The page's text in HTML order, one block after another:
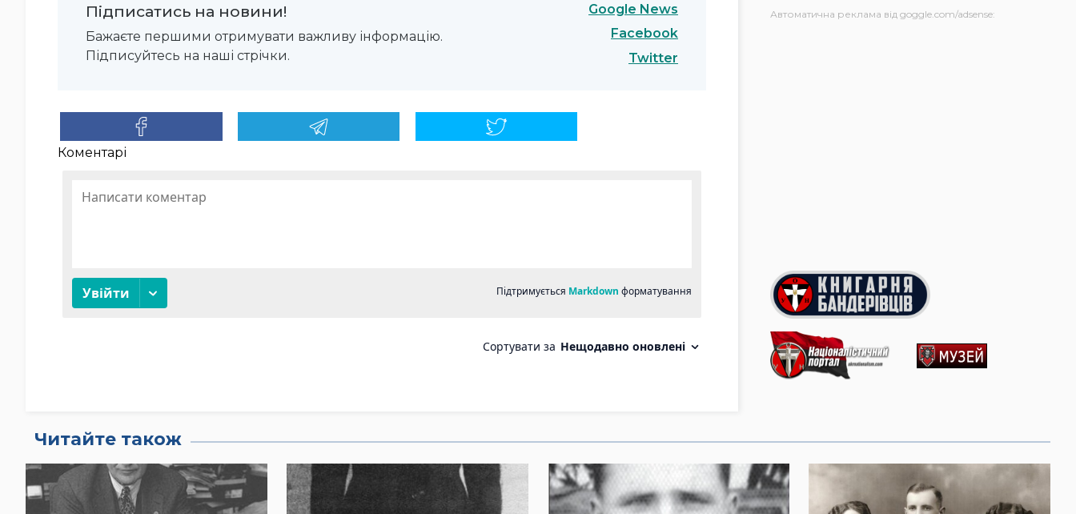
Підписатись на новини!
Бажаєте першими отримувати важливу інформацію.
Підписуйтесь на наші стрічки.
Google News
Facebook
Twitter
Коментарі
Автоматична реклама від goggle.com/adsense:
Читайте також